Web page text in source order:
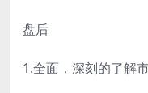
盘后
1.全面，深刻的了解